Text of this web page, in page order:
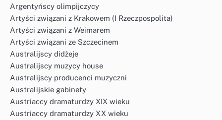
Argentyńscy olimpijczycy
Artyści związani z Krakowem (I Rzeczpospolita)
Artyści związani z Weimarem
Artyści związani ze Szczecinem
Australijscy didżeje
Australijscy muzycy house
Australijscy producenci muzyczni
Australijskie gabinety
Austriaccy dramaturdzy XIX wieku
Austriaccy dramaturdzy XX wieku